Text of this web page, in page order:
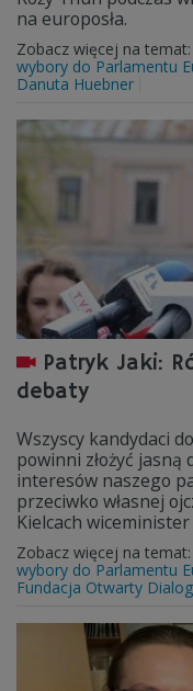
na europosła.
Zobacz więcej na temat:
wybory do Parlamentu
Danuta Huebner
Patryk Jaki:
debaty
Wszyscy kandydaci
powinni złożyć
interesów naszego
przeciwko własnej
Kielcach
Zobacz więcej na temat:
wybory do Parlamentu
Fundacja Otwarty Dialog